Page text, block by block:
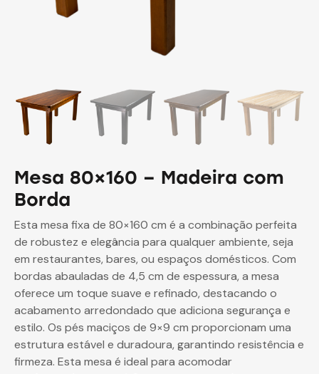
Mesa 80×160 – Madeira com
Borda
Esta mesa fixa de 80×160 cm é a combinação perfeita
de robustez e elegância para qualquer ambiente, seja
em restaurantes, bares, ou espaços domésticos. Com
bordas abauladas de 4,5 cm de espessura, a mesa
oferece um toque suave e refinado, destacando o
acabamento arredondado que adiciona segurança e
estilo. Os pés maciços de 9×9 cm proporcionam uma
estrutura estável e duradoura, garantindo resistência e
firmeza. Esta mesa é ideal para acomodar